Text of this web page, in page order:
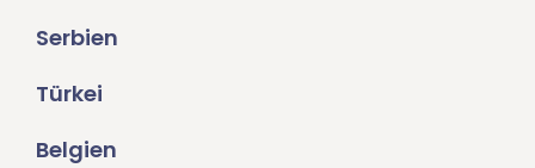
Serbien
Türkei
Belgien